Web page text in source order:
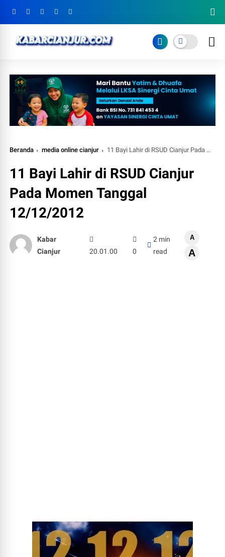
Beranda media online cianjur 11 Bayi Lahir di RSUD Cianjur Pada Momen Tanggal 12/12/2012
11 Bayi Lahir di RSUD Cianjur
Pada Momen Tanggal
12/12/2012
Kabar
Cianjur
20.01.00 0
2 min
read
A
A